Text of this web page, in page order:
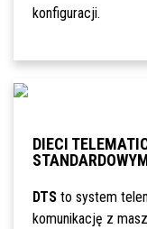
konfiguracji.
DIECI
DTSto system
komunikację z